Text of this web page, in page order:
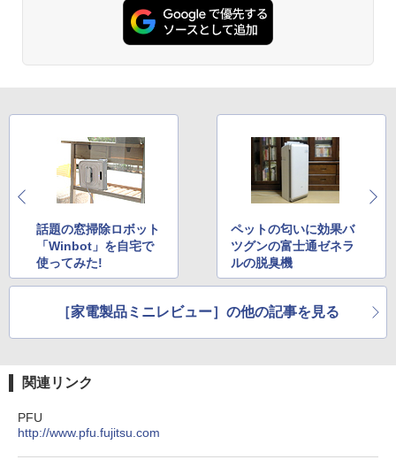
話題の窓掃除ロボット
「Winbot」を自宅で
使ってみた!
ペットの匂いに効果バ
ツグンの富士通ゼネラ
ルの脱臭機
［家電製品ミニレビュー］の他の記事を見る
関連リンク
PFU
http://www.pfu.fujitsu.com